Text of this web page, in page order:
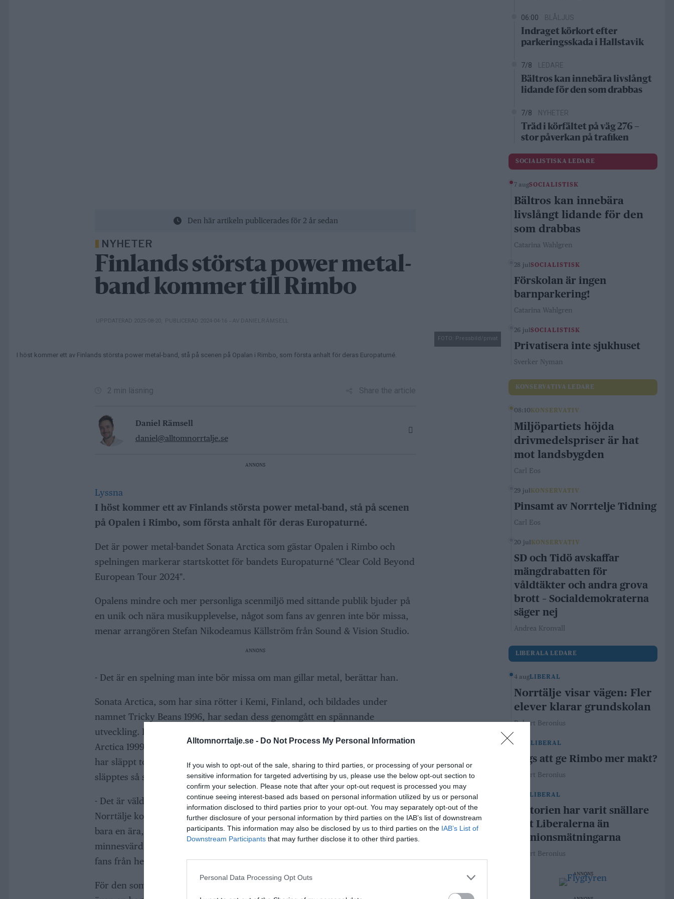
Alltomnorrtalje.se - Do Not Process My Personal Information
If you wish to opt-out of the sale, sharing to third parties, or processing of your personal or
sensitive information for targeted advertising by us, please use the below opt-out section to
confirm your selection. Please note that after your opt-out request is processed you may
continue seeing interest-based ads based on personal information utilized by us or personal
information disclosed to third parties prior to your opt-out. You may separately opt-out of the
further disclosure of your personal information by third parties on the IAB’s list of downstream
participants. This information may also be disclosed by us to third parties on the IAB’s List of
Downstream Participants that may further disclose it to other third parties.
Personal Data Processing Opt Outs
Den här artikeln publicerades för 2 år sedan
NYHETER
Finlands största power metal-
band kommer till Rimbo
UPPDATERAD 2025-08-20 , PUBLICERAD 2024-04-16 – AV DANIEL RÄMSELL
FOTO: Pressbild/privat
I höst kommer ett av Finlands största power metal-band, stå på scenen på Opalan i Rimbo, som första anhalt för deras Europaturné.
2 min läsning Share the article
Daniel Rämsell
daniel@alltomnorrtalje.se
ANNONS
Lyssna
I höst kommer ett av Finlands största power metal-band, stå på scenen
på Opalen i Rimbo, som första anhalt för deras Europaturné.
Det är power metal-bandet Sonata Arctica som gästar Opalen i Rimbo och
spelningen markerar startskottet för bandets Europaturné "Clear Cold Beyond
European Tour 2024".
Opalens mindre och mer personliga scenmiljö med sittande publik bjuder på
en unik och nära musikupplevelse, något som fans av genren inte bör missa,
menar arrangören Stefan Nikodeamus Källström från Sound & Vision Studio.
ANNONS
- Det är en spelning man inte bör missa om man gillar metal, berättar han.
Sonata Arctica, som har sina rötter i Kemi, Finland, och bildades under
namnet Tricky Beans 1996, har sedan dess genomgått en spännande
utveckling. Efter att ha bytt namn till Tricky Means, och slutligen till Sonata
Arctica 1999, har bandet cementerat sin plats på power metal-scenen. Bandet
har släppt totalt 13 studioalbum, varav det senaste "Clear Cold Beyond"
släpptes så sent som i mars 2024.
- Det är väldigt roligt att vi får hit Finlands största power metal-band till
Norrtälje kommun. Att de väljer att starta sin Europaturné i Rimbo är inte
bara en ära, utan även ett unikt tillfälle för oss att erbjuda en intim och
minnesvärd konsertkväll i Norrtälje kommun. Evenemanget förväntas locka
fans från hela Norden, säger Stefan.
För den som söker en ännu mer exklusiv upplevelse av spelningen, erbjuds
06:00 BLÅLJUS
Indraget körkort efter
parkeringsskada i Hallstavik
7/8 LEDARE
Bältros kan innebära livslångt
lidande för den som drabbas
7/8 NYHETER
Träd i körfältet på väg 276 –
stor påverkan på trafiken
SOCIALISTISKA LEDARE
7 augSOCIALISTISK
Bältros kan innebära
livslångt lidande för den
som drabbas
Catarina Wahlgren
28 julSOCIALISTISK
Förskolan är ingen
barnparkering!
Catarina Wahlgren
26 julSOCIALISTISK
Privatisera inte sjukhuset
Sverker Nyman
KONSERVATIVA LEDARE
08:10 KONSERVATIV
Miljöpartiets höjda
drivmedelspriser är hat
mot landsbygden
Carl Eos
29 jul KONSERVATIV
Pinsamt av Norrtelje Tidning
Carl Eos
20 jul KONSERVATIV
SD och Tidö avskaffar
mängdrabatten för
våldtäkter och andra grova
brott – Socialdemokraterna
säger nej
Andrea Kronvall
LIBERALA LEDARE
4 augLIBERAL
Norrtälje visar vägen: Fler
elever klarar grundskolan
Robert Beronius
29 julLIBERAL
Dags att ge Rimbo mer makt?
Robert Beronius
LIBERAL
Historien har varit snällare
mot Liberalerna än
opinionsmätningarna
Robert Beronius
ANNONS